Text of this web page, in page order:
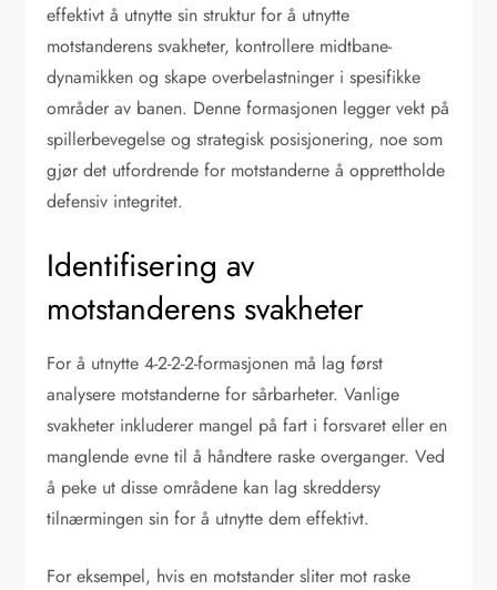
effektivt å utnytte sin struktur for å utnytte
motstanderens svakheter, kontrollere midtbane-
dynamikken og skape overbelastninger i spesifikke
områder av banen. Denne formasjonen legger vekt på
spillerbevegelse og strategisk posisjonering, noe som
gjør det utfordrende for motstanderne å opprettholde
defensiv integritet.
Identifisering av
motstanderens svakheter
For å utnytte 4-2-2-2-formasjonen må lag først
analysere motstanderne for sårbarheter. Vanlige
svakheter inkluderer mangel på fart i forsvaret eller en
manglende evne til å håndtere raske overganger. Ved
å peke ut disse områdene kan lag skreddersy
tilnærmingen sin for å utnytte dem effektivt.
For eksempel, hvis en motstander sliter mot raske